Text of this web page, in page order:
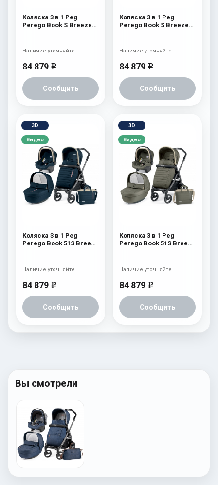
Коляска 3 в 1 Peg
Perego Book S Breeze
Coral
84 879 e
Сообщить
Наличие уточняйте
Коляска 3 в 1 Peg
Perego Book S Breeze
Noir
84 879 e
Сообщить
Наличие уточняйте
3D
Видео
Коляска 3 в 1 Peg
Perego Book 51S Breeze
Blue
84 879 e
Сообщить
Наличие уточняйте
3D
Видео
Коляска 3 в 1 Peg
Perego Book 51S Breeze
Kaki
84 879 e
Сообщить
Наличие уточняйте
Вы смотрели